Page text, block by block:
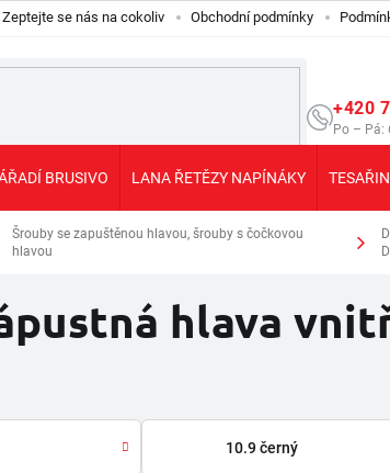
Zeptejte se nás na cokoliv Obchodní podmínky
+420
Po – Pá:
BRUSIVO LANA ŘETĚZY NAPÍNÁKY
Šrouby se zapuštěnou hlavou, šrouby s čočkovou
hlavou
hlava
10.9 černý